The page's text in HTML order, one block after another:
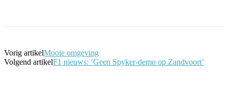
Vorig artikelMooie omgeving
Volgend artikelF1 nieuws: ‘Geen Spyker-demo op Zandvoort’